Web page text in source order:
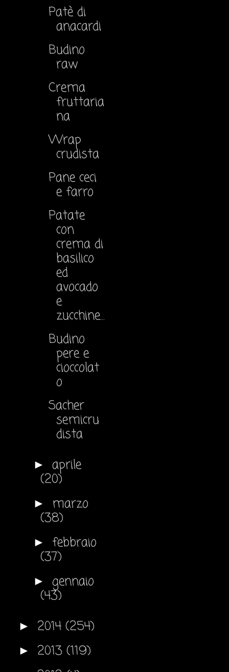
Patè di
anacardi
Budino
raw
Crema
fruttaria
na
Wrap
crudista
Pane ceci
e farro
Patate
con
crema di
basilico
ed
avocado
e
zucchine...
Budino
pere e
cioccolat
o
Sacher
semicru
dista
► aprile
(20)
► marzo
(38)
► febbraio
(37)
► gennaio
(43)
► 2014 (254)
► 2013 (119)